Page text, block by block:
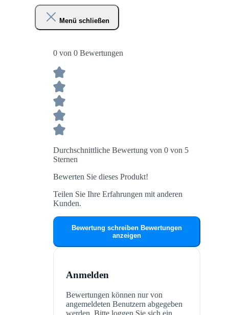
Menü schließen
0 von 0 Bewertungen
Durchschnittliche Bewertung von 0 von 5
Sternen
Bewerten Sie dieses Produkt!
Teilen Sie Ihre Erfahrungen mit anderen
Kunden.
Bewertung schreiben Bewertungen
anzeigen
Anmelden
Bewertungen können nur von
angemeldeten Benutzern abgegeben
werden. Bitte loggen Sie sich ein,